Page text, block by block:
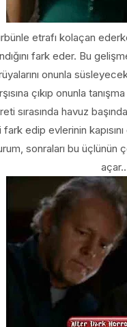
etrafı kolaçan
fark eder. Bu
onunla
çıkıp onunla
sırasında havuz
edip evlerinin
sonraları bu